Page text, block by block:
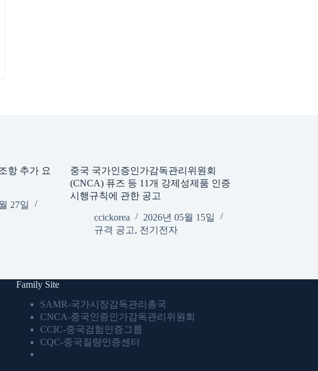
항 추가 요
27일
중국 국가인증인가감독관리위원회
(CNCA) 퓨즈 등 11개 강제성제품 인증
시행규칙에 관한 공고
ccickorea
2026년 05월 15일
규격 공고, 전기전자
Family Site
SAMR-국가시장감독관리총국
CNCA-중국인증인가감독관리위원회
CCIC-중국검험인증그룹
CQC-중국질량인증센터